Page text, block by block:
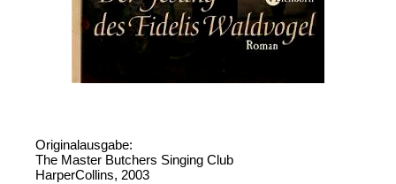
Originalausgabe:
The Master Butchers Singing Club
HarperCollins, 2003